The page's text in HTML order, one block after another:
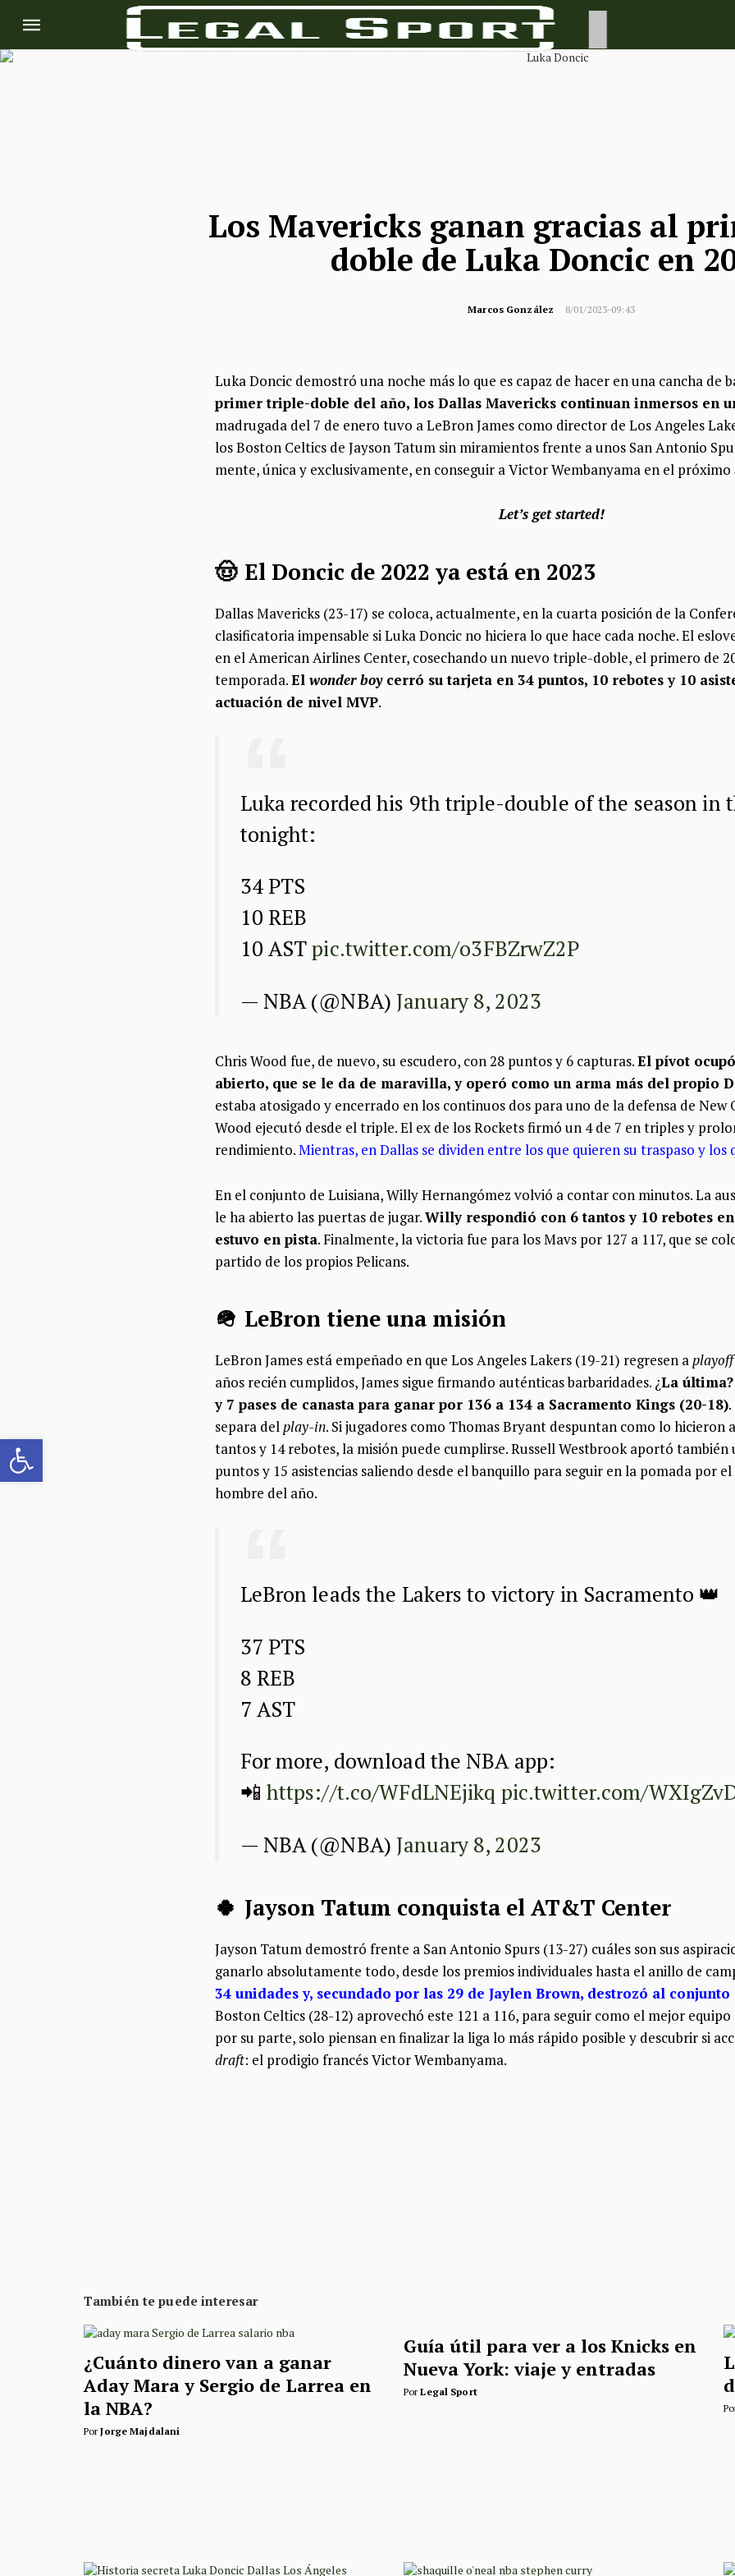
Abrir barra de herramientas
Los Mavericks ganan gracias al
doble de Luka Doncic en
Marcos González 8/01/2023-09:43
Luka Doncic demostró una noche más lo que es capaz de hacer en una cancha de
primer triple-doble del año, los Dallas Mavericks continuan inmersos en
madrugada del 7 de enero tuvo a LeBron James como director de Los Angeles
los Boston Celtics de Jayson Tatum sin miramientos frente a unos San Antonio
mente, única y exclusivamente, en conseguir a Victor Wembanyama en el próximo
Let’s get started!
🤠 El Doncic de 2022 ya está en 2023
Dallas Mavericks (23-17) se coloca, actualmente, en la cuarta posición de la
clasificatoria impensable si Luka Doncic no hiciera lo que hace cada noche. El
en el American Airlines Center, cosechando un nuevo triple-doble, el primero de
temporada.El wonder boycerró su tarjeta en 34 puntos, 10 rebotes y 10
actuación de nivel MVP.
Luka recorded his 9th triple-double of the season in
tonight:
34 PTS
10 REB
10 ASTpic.twitter.com/o3FBZrwZ2P
— NBA (@NBA) January 8, 2023
Chris Wood fue, de nuevo, su escudero, con 28 puntos y 6 capturas.El pívot
abierto, que se le da de maravilla, y operó como un arma más del propio
estaba atosigado y encerrado en los continuos dos para uno de la defensa de New
Wood ejecutó desde el triple. El ex de los Rockets firmó un 4 de 7 en triples y
rendimiento.Mientras, en Dallas se dividen entre los que quieren su traspaso y los
En el conjunto de Luisiana, Willy Hernangómez volvió a contar con minutos. La
le ha abierto las puertas de jugar.Willy respondió con 6 tantos y 10 rebotes
estuvo en pista. Finalmente, la victoria fue para los Mavs por 127 a 117, que se
partido de los propios Pelicans.
🪖 LeBron tiene una misión
LeBron James está empeñado en que Los Angeles Lakers (19-21) regresen aplayoff
años recién cumplidos, James sigue firmando auténticas barbaridades. ¿La
y 7 pases de canasta para ganar por 136 a 134 a Sacramento Kings (20-18)
separa delplay-in. Si jugadores como Thomas Bryant despuntan como lo hicieron
tantos y 14 rebotes, la misión puede cumplirse. Russell Westbrook aportó también
puntos y 15 asistencias saliendo desde el banquillo para seguir en la pomada por
hombre del año.
LeBron leads the Lakers to victory in Sacramento 👑
37 PTS
8 REB
7 AST
For more, download the NBA app:
📲 https://t.co/WFdLNEjikq pic.twitter.com/
— NBA (@NBA) January 8, 2023
🍀 Jayson Tatum conquista el AT&T Center
Jayson Tatum demostró frente a San Antonio Spurs (13-27) cuáles son sus
ganarlo absolutamente todo, desde los premios individuales hasta el anillo de
34 unidades y, secundado por las 29 de Jaylen Brown, destrozó al
Boston Celtics (28-12) aprovechó este 121 a 116, para seguir como el mejor equipo
por su parte, solo piensan en finalizar la liga lo más rápido posible y descubrir si
draft: el prodigio francés Victor Wembanyama.
También te puede interesar
¿Cuánto dinero van a ganar
Aday Mara y Sergio de Larrea en
la NBA?
PorJorge Majdalani
Guía útil para ver a los Knicks en
Nueva York: viaje y entradas
PorLegal Sport